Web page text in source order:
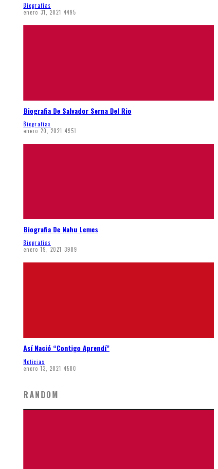
Biografias
enero 31, 2021 4495
Biografia De Salvador Serna Del Rio
Biografias
enero 20, 2021 4951
Biografia De Nahu Lemes
Biografias
enero 19, 2021 3989
Así Nació “Contigo Aprendí”
Noticias
enero 13, 2021 4580
RANDOM